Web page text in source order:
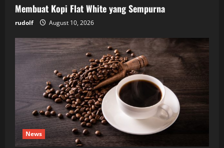
Membuat Kopi Flat White yang Sempurna
rudolf August 10, 2026
News